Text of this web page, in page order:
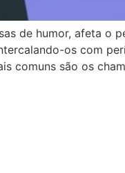
de humor, afeta o
os com
comuns são os